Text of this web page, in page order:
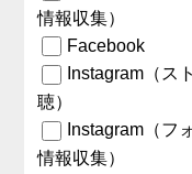
情報収集）
Facebook
Instagram（ス
聴）
Instagram（フ
情報収集）